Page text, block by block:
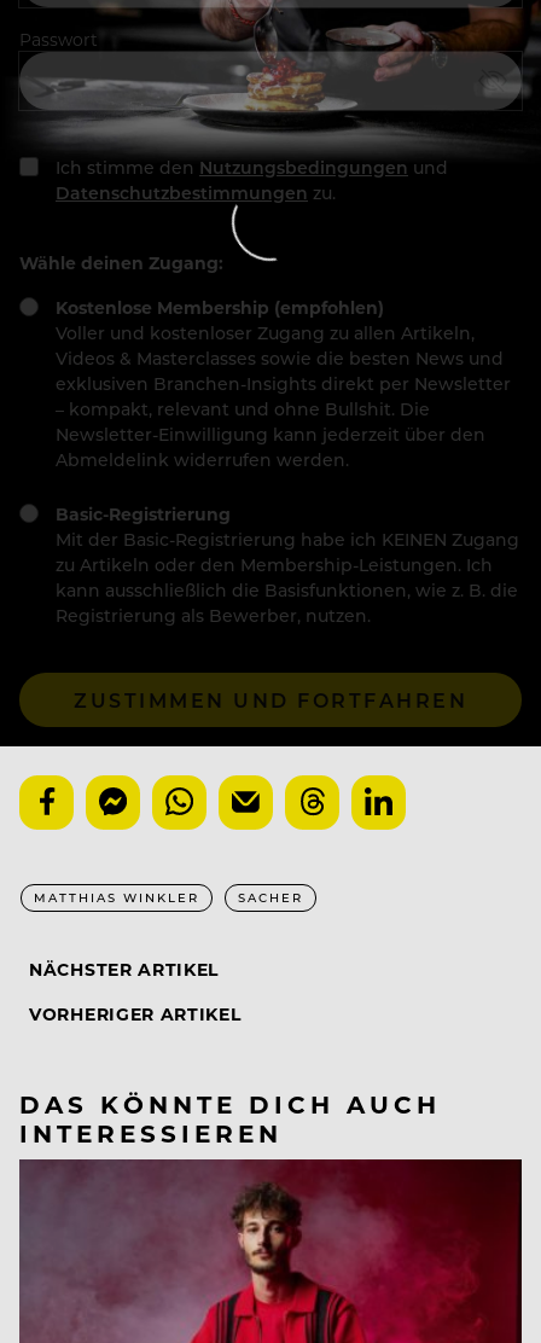
Passwort
Ich stimme den Nutzungsbedingungen und
Datenschutzbestimmungen zu.
Wähle deinen Zugang:
Kostenlose Membership (empfohlen)
Voller und kostenloser Zugang zu allen Artikeln,
Videos & Masterclasses sowie die besten News und
exklusiven Branchen-Insights direkt per Newsletter
– kompakt, relevant und ohne Bullshit. Die
Newsletter-Einwilligung kann jederzeit über den
Abmeldelink widerrufen werden.
Basic-Registrierung
Mit der Basic-Registrierung habe ich KEINEN Zugang
zu Artikeln oder den Membership-Leistungen. Ich
kann ausschließlich die Basisfunktionen, wie z. B. die
Registrierung als Bewerber, nutzen.
ZUSTIMMEN UND FORTFAHREN
MATTHIAS WINKLER SACHER
NÄCHSTER ARTIKEL
VORHERIGER ARTIKEL
DAS KÖNNTE DICH AUCH
INTERESSIEREN